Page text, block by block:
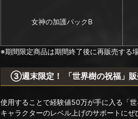
女神の加護パックB
※期間限定商品は期間終了後に再販売する
③週末限定！ 「世界樹の祝福」販
使用することで経験値50万が手に入る「
キャラクターのレベル上げのサポートにぜ